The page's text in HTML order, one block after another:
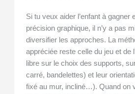
Si tu veux aider l’enfant à gagner
précision graphique, il n’y a pas
diversifier les approches. La
appréciée reste celle du jeu et de
libre sur le choix des supports,
carré, bandelettes) et leur
fixé au mur, incliné…). Quand on